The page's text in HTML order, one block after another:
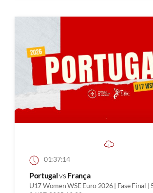
01:37:14
Portugalvs França
U17 Women WSE Euro 2026 | Fase Final |